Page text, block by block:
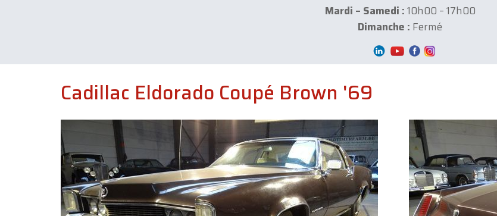
Mardi – Samedi :10h00 – 17h00
Dimanche : Fermé
Cadillac Eldorado Coupé Brown '69